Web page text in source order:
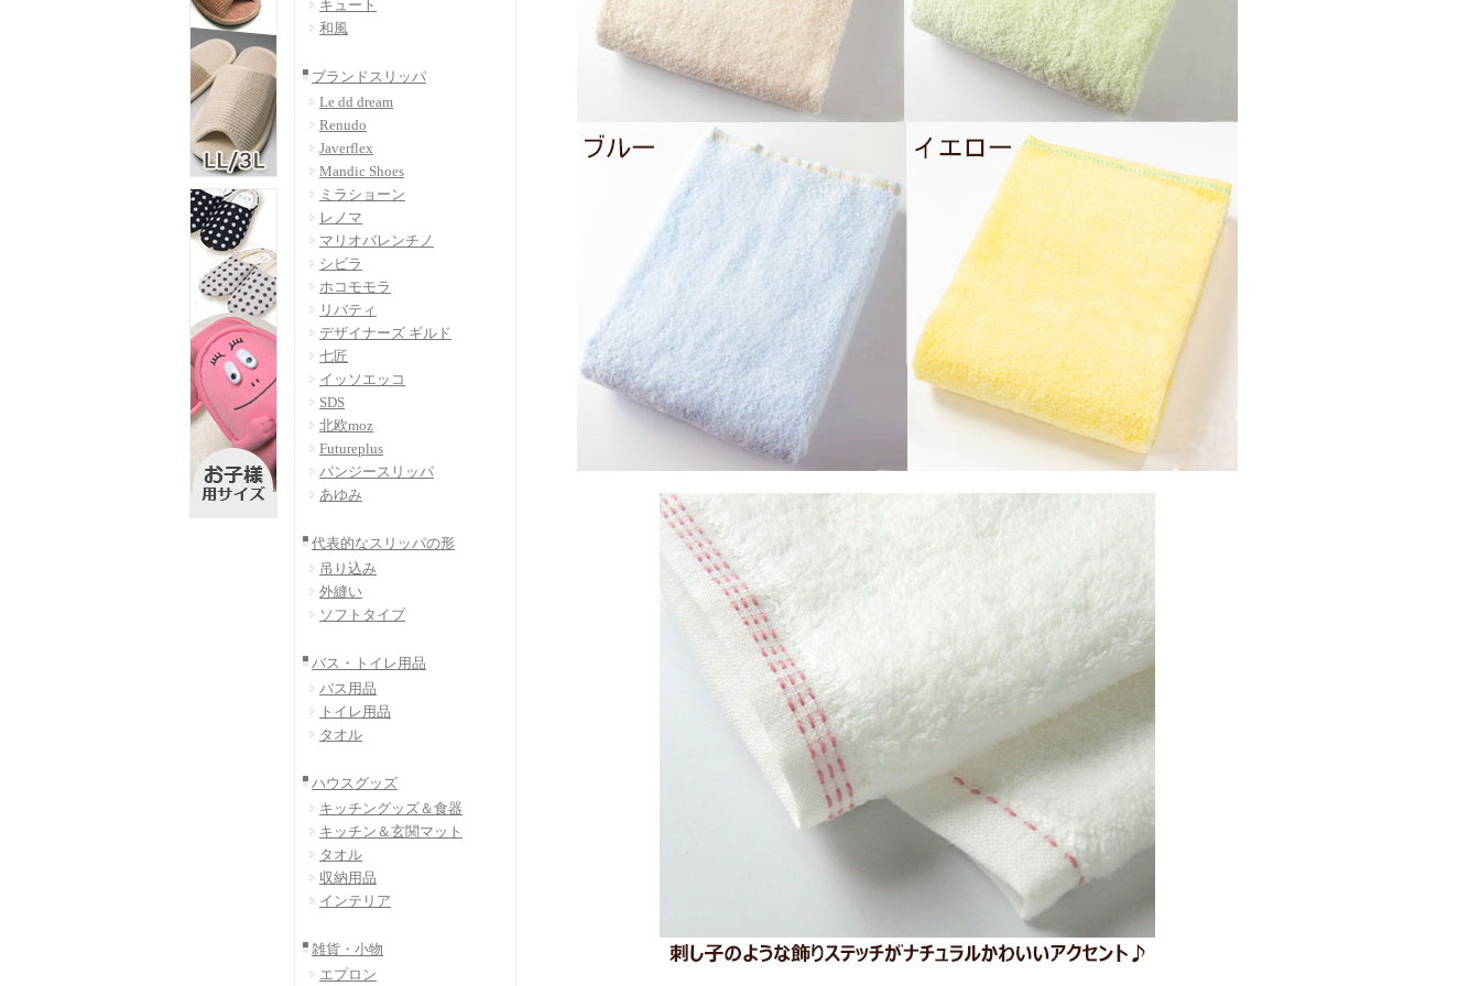
キュート
和風
ブランドスリッパ
Le dd dream
Renudo
Javerflex
Mandic Shoes
ミラショーン
レノマ
マリオバレンチノ
シビラ
ホコモモラ
リバティ
デザイナーズ ギルド
七匠
イッソエッコ
SDS
北欧moz
Futureplus
パンジースリッパ
あゆみ
代表的なスリッパの形
吊り込み
外縫い
ソフトタイプ
バス・トイレ用品
バス用品
トイレ用品
タオル
ハウスグッズ
キッチングッズ＆食器
キッチン＆玄関マット
タオル
収納用品
インテリア
雑貨・小物
エプロン